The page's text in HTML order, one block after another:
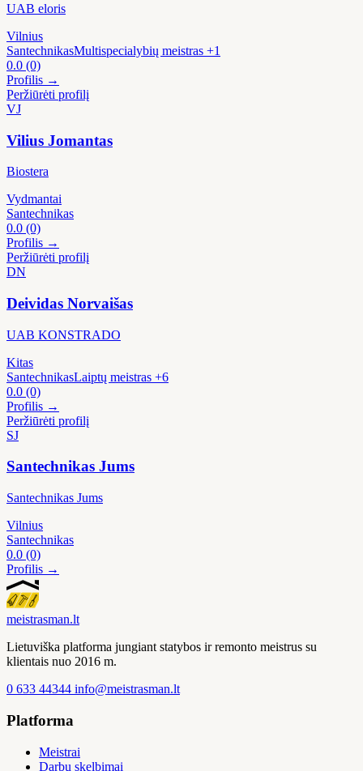
UAB eloris
Vilnius
SantechnikasMultispecialybių meistras +1
0.0 (0)
Profilis →
Peržiūrėti profilį
VJ
Vilius Jomantas
Biostera
Vydmantai
Santechnikas
0.0 (0)
Profilis →
Peržiūrėti profilį
DN
Deividas Norvaišas
UAB KONSTRADO
Kitas
SantechnikasLaiptų meistras +6
0.0 (0)
Profilis →
Peržiūrėti profilį
SJ
Santechnikas Jums
Santechnikas Jums
Vilnius
Santechnikas
0.0 (0)
Profilis →
meistrasman.lt
Lietuviška platforma jungiant statybos ir remonto meistrus su
klientais nuo 2016 m.
0 633 44344 info@meistrasman.lt
Platforma
Meistrai
Darbų skelbimai